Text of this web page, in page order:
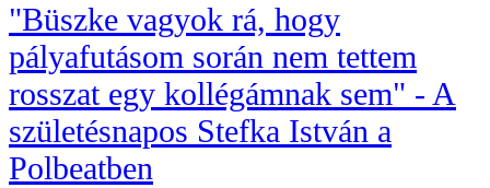
"Büszke vagyok rá, hogy
pályafutásom során nem tettem
rosszat egy kollégámnak sem" - A
születésnapos Stefka István a
Polbeatben